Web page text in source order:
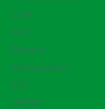
CSE
DCI
Divers
Documents
EIC
INFRA